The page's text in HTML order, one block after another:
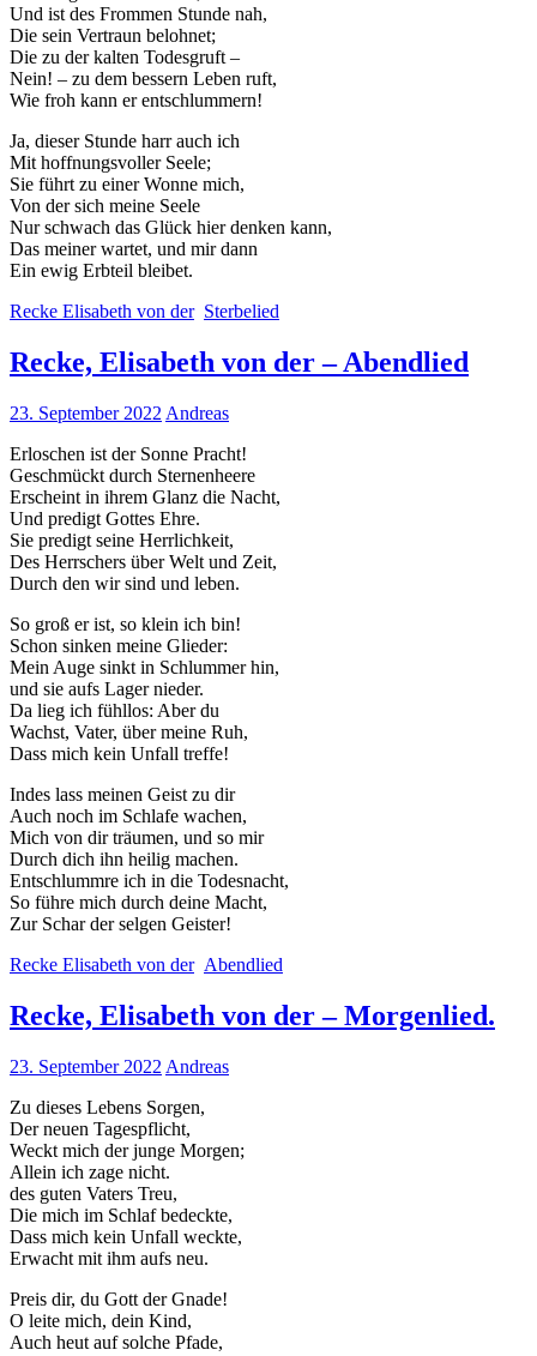
Und ist des Frommen Stunde nah,
Die sein Vertraun belohnet;
Die zu der kalten Todesgruft –
Nein! – zu dem bessern Leben ruft,
Wie froh kann er entschlummern!
Ja, dieser Stunde harr auch ich
Mit hoffnungsvoller Seele;
Sie führt zu einer Wonne mich,
Von der sich meine Seele
Nur schwach das Glück hier denken kann,
Das meiner wartet, und mir dann
Ein ewig Erbteil bleibet.
Recke Elisabeth von der Sterbelied
Recke, Elisabeth von der – Abendlied
23. September 2022 Andreas
Erloschen ist der Sonne Pracht!
Geschmückt durch Sternenheere
Erscheint in ihrem Glanz die Nacht,
Und predigt Gottes Ehre.
Sie predigt seine Herrlichkeit,
Des Herrschers über Welt und Zeit,
Durch den wir sind und leben.
So groß er ist, so klein ich bin!
Schon sinken meine Glieder:
Mein Auge sinkt in Schlummer hin,
und sie aufs Lager nieder.
Da lieg ich fühllos: Aber du
Wachst, Vater, über meine Ruh,
Dass mich kein Unfall treffe!
Indes lass meinen Geist zu dir
Auch noch im Schlafe wachen,
Mich von dir träumen, und so mir
Durch dich ihn heilig machen.
Entschlummre ich in die Todesnacht,
So führe mich durch deine Macht,
Zur Schar der selgen Geister!
Recke Elisabeth von der Abendlied
Recke, Elisabeth von der – Morgenlied.
23. September 2022 Andreas
Zu dieses Lebens Sorgen,
Der neuen Tagespflicht,
Weckt mich der junge Morgen;
Allein ich zage nicht.
des guten Vaters Treu,
Die mich im Schlaf bedeckte,
Dass mich kein Unfall weckte,
Erwacht mit ihm aufs neu.
Preis dir, du Gott der Gnade!
O leite mich, dein Kind,
Auch heut auf solche Pfade,